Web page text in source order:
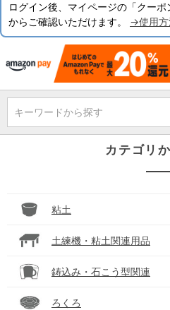
ログイン後、マイページの「クーポ
からご確認いただけます。 →使用方
キーワードから探す
カテゴリ
粘土
土練機・粘土関連用品
鋳込み・石こう型関連
ろくろ